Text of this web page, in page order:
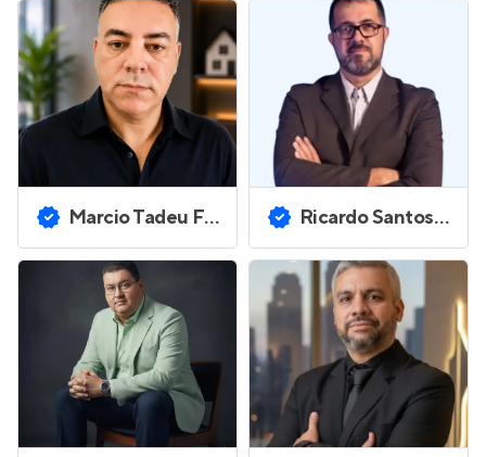
Marcio Tadeu Ferreira Ricardo Santos da Poca